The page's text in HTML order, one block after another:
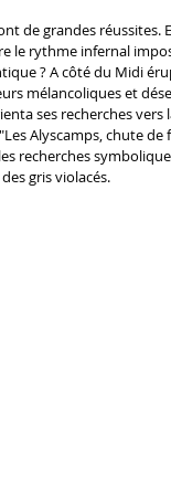
de grandes
le rythme infernal
? A côté du Midi
mélancoliques et
ses recherches vers
Alyscamps, chute
recherches
gris violacés.